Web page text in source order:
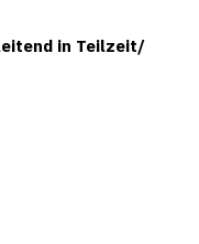
in Teilzeit/